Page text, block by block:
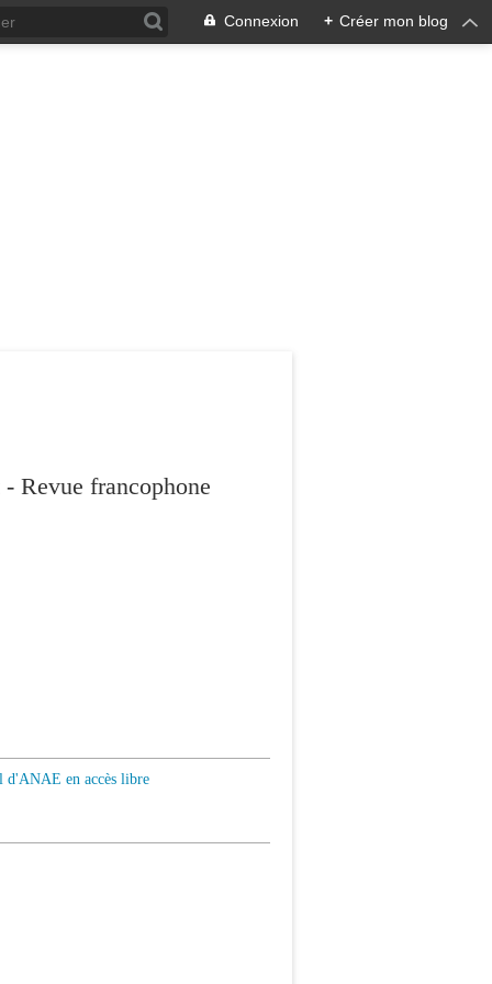
Connexion + Créer mon blog
Revue francophone
en accès libre